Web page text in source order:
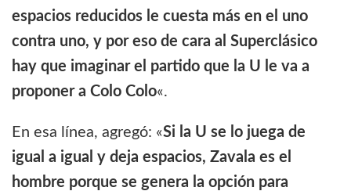
espacios reducidos le cuesta más en el uno
contra uno, y por eso de cara al Superclásico
hay que imaginar el partido que la U le va a
proponer a Colo Colo«.
En esa línea, agregó: «Si la U se lo juega de
igual a igual y deja espacios, Zavala es el
hombre porque se genera la opción para